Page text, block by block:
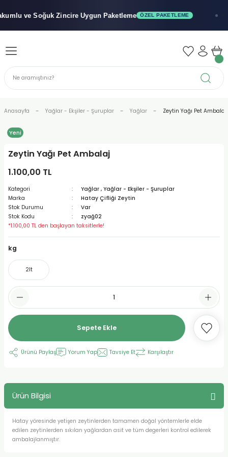
ve SoğukZincire Uygun Paketleme ÖZEL PAKETLEME x"
Geri Dön
Geri Dön
Geri Dön
Anasayfa Yağlar - Ekşiler - Şuruplar Yağlar Zeytin Yağı Pet Ambalaj
Yeni
Zeytin Yağı Pet Ambalaj
1.100,00 TL
Kategori Yağlar , Yağlar - Ekşiler - Şuruplar
Marka
Hatay Çifliği Zeytin
Stok Durumu
Var
Stok Kodu
zyağ02
*1.100,00 TL den başlayan taksitlerle!
kg
2lt
Sepete Ekle
Ürünü Paylaş Yorum Yap Tavsiye Et Karşılaştır
Ürün Bilgisi
Hatay yöresinde yetişen zeytinlerden tamamen doğal yöntemlerle elde
edilen zeytinlerden sıkılan yağlardan asit ve tüm degerleri kontrol edilerek
ambalajlanmıştır.